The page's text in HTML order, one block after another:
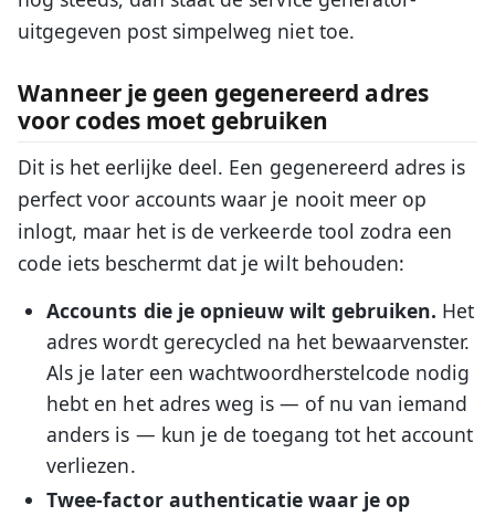
uitgegeven post simpelweg niet toe.
Wanneer je geen gegenereerd adres
voor codes moet gebruiken
Dit is het eerlijke deel. Een gegenereerd adres is
perfect voor accounts waar je nooit meer op
inlogt, maar het is de verkeerde tool zodra een
code iets beschermt dat je wilt behouden:
Accounts die je opnieuw wilt gebruiken. Het
adres wordt gerecycled na het bewaarvenster.
Als je later een wachtwoordherstelcode nodig
hebt en het adres weg is — of nu van iemand
anders is — kun je de toegang tot het account
verliezen.
Twee-factor authenticatie waar je op